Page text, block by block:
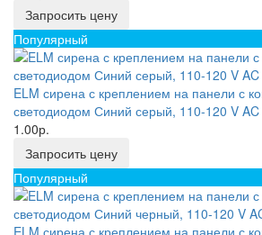
Запросить цену
Популярный
ELM сирена с креплением на панели с
светодиодом Синий серый, 110-120 V AC
1.00р.
Запросить цену
Популярный
ELM сирена с креплением на панели с